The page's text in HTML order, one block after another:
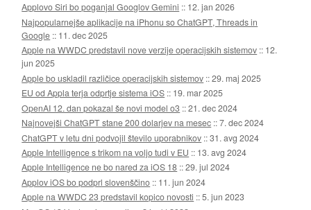
Applovo Siri bo poganjal Googlov Gemini :: 12. jan 2026
Najpopularnejše aplikacije na iPhonu so ChatGPT, Threads in
Google :: 11. dec 2025
Apple na WWDC predstavil nove verzije operacijskih sistemov :: 12.
jun 2025
Apple bo uskladil različice operacijskih sistemov ::29. maj 2025
EU od Appla terja odprtje sistema iOS :: 19. mar 2025
OpenAI 12. dan pokazal še novi model o3 ::21. dec 2024
Najnovejši ChatGPT stane 200 dolarjev na mesec ::7. dec 2024
ChatGPT v letu dni podvojil število uporabnikov ::31. avg 2024
Apple Intelligence s trikom na voljo tudi v EU :: 13. avg 2024
Apple Intelligence ne bo nared za iOS 18 ::29. jul 2024
Applov iOS bo podprl slovenščino :: 11. jun 2024
Apple na WWDC 23 predstavil kopico novosti ::5. jun 2023